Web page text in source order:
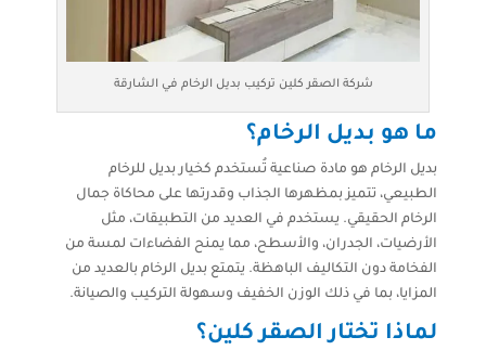
شركة الصقر كلين تركيب بديل الرخام في الشارقة
ما هو بديل الرخام؟
بديل الرخام هو مادة صناعية تُستخدم كخيار بديل للرخام
الطبيعي، تتميز بمظهرها الجذاب وقدرتها على محاكاة جمال
الرخام الحقيقي. يستخدم في العديد من التطبيقات، مثل
الأرضيات، الجدران، والأسطح، مما يمنح الفضاءات لمسة من
الفخامة دون التكاليف الباهظة. يتمتع بديل الرخام بالعديد من
المزايا، بما في ذلك الوزن الخفيف وسهولة التركيب والصيانة.
لماذا تختار الصقر كلين؟